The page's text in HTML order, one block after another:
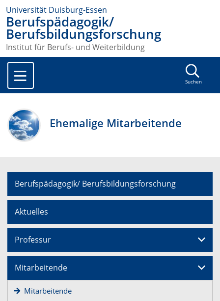
Universität Duisburg-Essen
Berufspädagogik/
Berufsbildungsforschung
Institut für Berufs- und Weiterbildung
Suchen
Ehemalige Mitarbeitende
Berufspädagogik/ Berufsbildungsforschung
Aktuelles
Professur
Mitarbeitende
Mitarbeitende